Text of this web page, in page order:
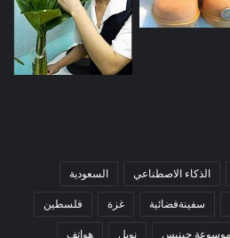
الذكاء الاصطناعي السعودية
سفينةفضائية غزة فلسطين
موسوعة جينيس نوبل هواتف